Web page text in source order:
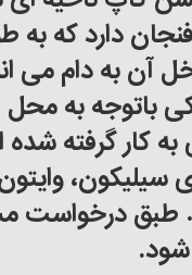
دارد که به
آن به دام می
باتوجه به محل
کار گرفته شده
سیلیکون،
طبق درخواست